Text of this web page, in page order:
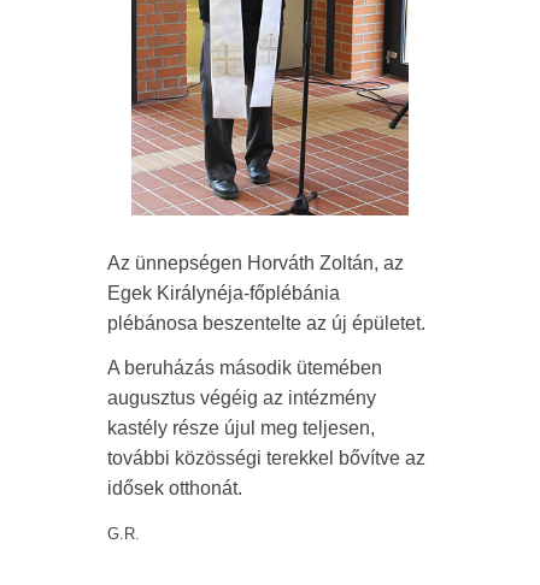
Az ünnepségen Horváth Zoltán, az
Egek Királynéja-főplébánia
plébánosa beszentelte az új épületet.
A beruházás második ütemében
augusztus végéig az intézmény
kastély része újul meg teljesen,
további közösségi terekkel bővítve az
idősek otthonát.
G.R.